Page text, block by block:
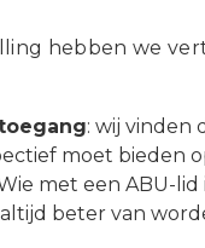
hebben we
: wij vinden
moet bieden
met een ABU-lid
beter van